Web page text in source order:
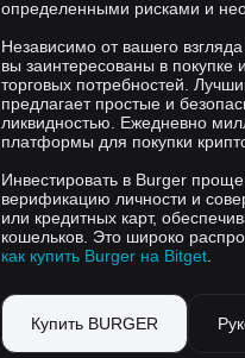
определенными рисками и
Независимо от вашего
вы заинтересованы в
торговых потребностей.
предлагает простые и
ликвидностью. Ежедневно
платформы для покупки
Инвестировать в Burger
верификацию личности и
или кредитных карт,
кошельков. Это широко
как купить Burger на Bitget
Купить BURGER